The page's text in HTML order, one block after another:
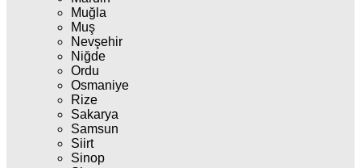
Muğla
Muş
Nevşehir
Niğde
Ordu
Osmaniye
Rize
Sakarya
Samsun
Siirt
Sinop